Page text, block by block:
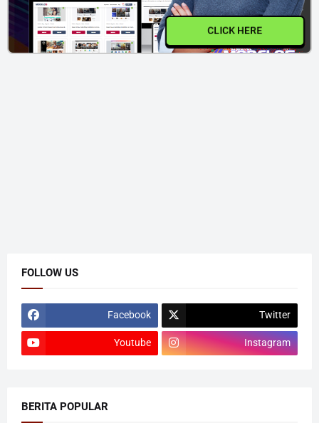
CLICK HERE
FOLLOW US
Facebook Twitter
Youtube Instagram
BERITA POPULAR